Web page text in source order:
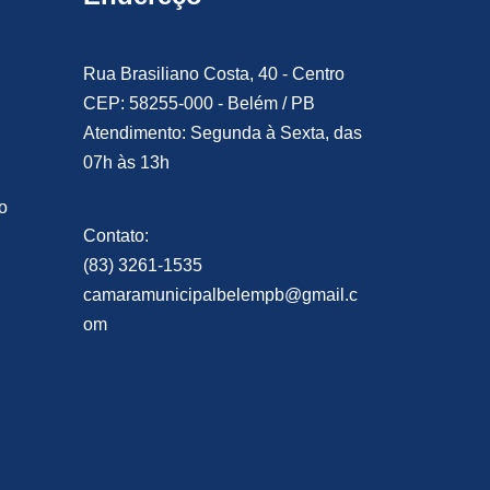
Rua Brasiliano Costa, 40 - Centro
CEP: 58255-000 - Belém / PB
Atendimento: Segunda à Sexta, das
07h às 13h
Contato:
(83) 3261-1535
camaramunicipalbelempb@gmail.c
om